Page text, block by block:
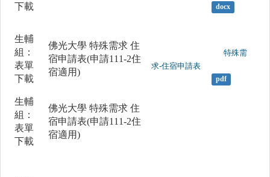
下載
docx
生輔
組：
表單
下載
佛光大學 特殊需求 住
宿申請表(申請111-2住
宿適用)
求-住宿申請表
pdf
生輔
組：
表單
下載
佛光大學 特殊需求 住
宿申請表(申請111-2住
宿適用)